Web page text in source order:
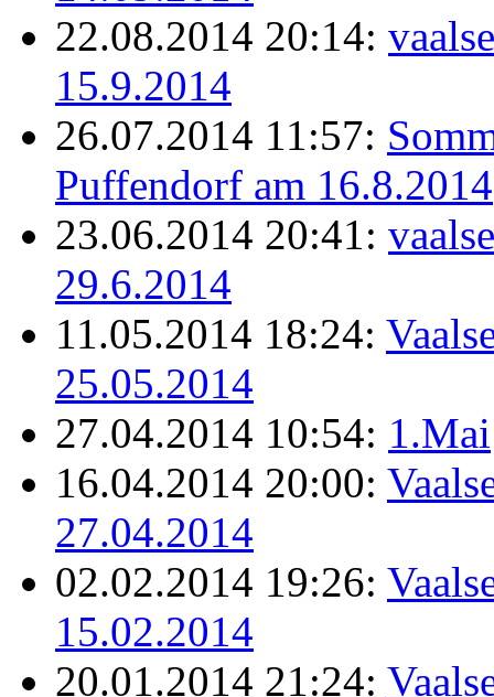
22.08.2014 20:14:
15.9.2014
26.07.2014 11:57:
Puffendorf am 16.8.2014
23.06.2014 20:41:
29.6.2014
11.05.2014 18:24:
25.05.2014
27.04.2014 10:54: 1.Mai
16.04.2014 20:00:
27.04.2014
02.02.2014 19:26:
15.02.2014
20.01.2014 21:24: